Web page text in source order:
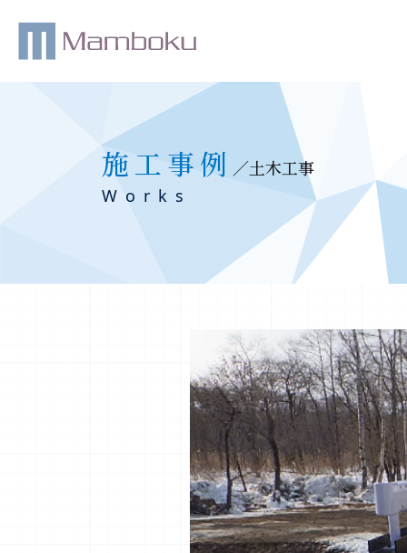
施工事例 ／土木工事
Works